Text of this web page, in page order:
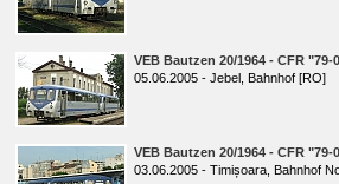
VEB Bautzen 20/1964 - CFR "79-
05.06.2005 - Jebel, Bahnhof [RO]
VEB Bautzen 20/1964 - CFR "79-
03.06.2005 - Timișoara, Bahnhof